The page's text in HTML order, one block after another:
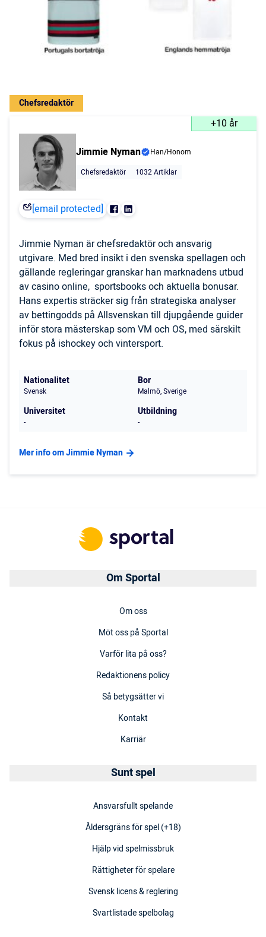
Chefsredaktör
+10 år
Jimmie Nyman
Han/Honom
Chefsredaktör
1032 Artiklar
[email protected]
Jimmie Nyman är chefsredaktör och ansvarig
utgivare. Med bred insikt i den svenska spellagen och
gällande regleringar granskar han marknadens utbud
av casino online, sportsbooks och aktuella bonusar.
Hans expertis sträcker sig från strategiska analyser
av bettingodds på Allsvenskan till djupgående guider
inför stora mästerskap som VM och OS, med särskilt
fokus på ishockey och vintersport.
Nationalitet
Svensk
Bor
Malmö, Sverige
Universitet
-
Utbildning
-
Mer info om Jimmie Nyman
Om Sportal
Om oss
Möt oss på Sportal
Varför lita på oss?
Redaktionens policy
Så betygsätter vi
Kontakt
Karriär
Sunt spel
Ansvarsfullt spelande
Åldersgräns för spel (+18)
Hjälp vid spelmissbruk
Rättigheter för spelare
Svensk licens & reglering
Svartlistade spelbolag